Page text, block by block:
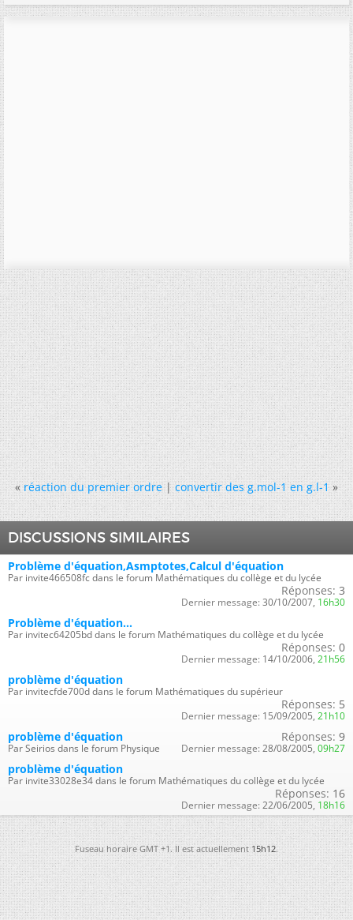
« réaction du premier ordre|convertir des g.mol-1 en g.l-1 »
DISCUSSIONS SIMILAIRES
Problème d'équation,Asmptotes,Calcul d'équation
Par invite466508fc dans le forum Mathématiques du collège et du lycée
Réponses: 3
Dernier message: 30/10/2007, 16h30
Problème d'équation...
Par invitec64205bd dans le forum Mathématiques du collège et du lycée
Réponses: 0
Dernier message: 14/10/2006, 21h56
problème d'équation
Par invitecfde700d dans le forum Mathématiques du supérieur
Réponses: 5
Dernier message: 15/09/2005, 21h10
problème d'équation
Par Seirios dans le forum Physique
Réponses: 9
Dernier message: 28/08/2005, 09h27
problème d'équation
Par invite33028e34 dans le forum Mathématiques du collège et du lycée
Réponses: 16
Dernier message: 22/06/2005, 18h16
Fuseau horaire GMT +1. Il est actuellement15h12.